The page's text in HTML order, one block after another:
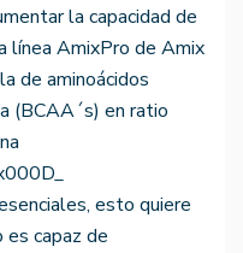
la capacidad de
línea AmixPro de Amix
de aminoácidos
(BCAA´s) en ratio
esto quiere
es capaz de